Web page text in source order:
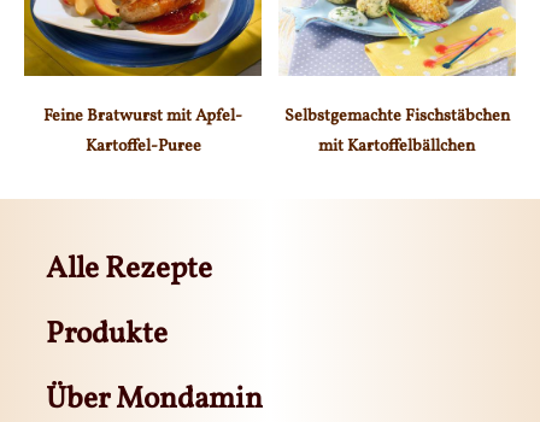
Feine Bratwurst mit Apfel-
Kartoffel-Puree
Selbstgemachte Fischstäbchen
mit Kartoffelbällchen
Alle Rezepte
Produkte
Über Mondamin